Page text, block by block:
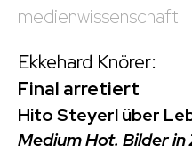
medienwissenschaft
Ekkehard Knörer:
Final arretiert
Hito Steyerl über
Medium Hot. Bilder